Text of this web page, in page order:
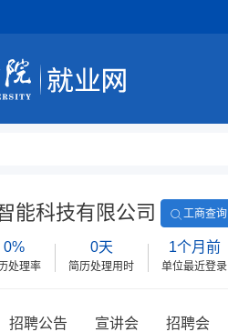
能科技有限公司 工商查询
0%
处理率
0天
简历处理用时
1个月前
单位最近登录
招聘公告 宣讲会 招聘会